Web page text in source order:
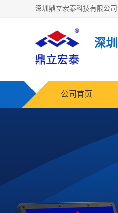
深
公司首页